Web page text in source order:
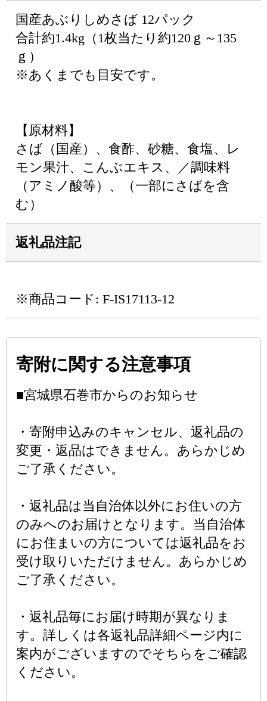
国産あぶりしめさば 12パック
合計約1.4kg（1枚当たり約120ｇ～135
ｇ）
※あくまでも目安です。
【原材料】
さば（国産）、食酢、砂糖、食塩、レ
モン果汁、こんぶエキス、／調味料
（アミノ酸等）、（一部にさばを含
む）
返礼品注記
※商品コード: F-IS17113-12
寄附に関する注意事項
■宮城県石巻市からのお知らせ
・寄附申込みのキャンセル、返礼品の
変更・返品はできません。あらかじめ
ご了承ください。
・返礼品は当自治体以外にお住いの方
のみへのお届けとなります。当自治体
にお住まいの方については返礼品をお
受け取りいただけません。あらかじめ
ご了承ください。
・返礼品毎にお届け時期が異なりま
す。詳しくは各返礼品詳細ページ内に
案内がございますのでそちらをご確認
ください。